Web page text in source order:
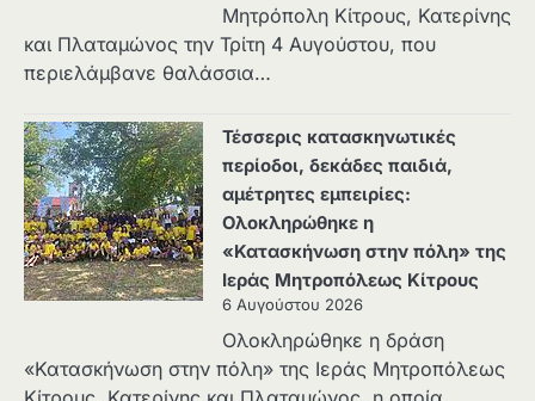
Μητρόπολη Κίτρους, Κατερίνης
και Πλαταμώνος την Τρίτη 4 Αυγούστου, που
περιελάμβανε θαλάσσια…
Τέσσερις κατασκηνωτικές
περίοδοι, δεκάδες παιδιά,
αμέτρητες εμπειρίες:
Ολοκληρώθηκε η
«Κατασκήνωση στην πόλη» της
Ιεράς Μητροπόλεως Κίτρους
6 Αυγούστου 2026
Ολοκληρώθηκε η δράση
«Κατασκήνωση στην πόλη» της Ιεράς Μητροπόλεως